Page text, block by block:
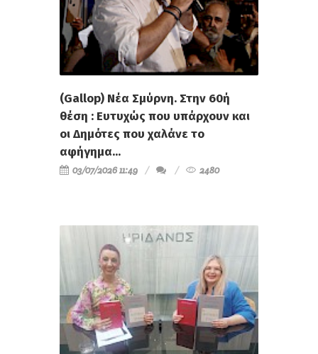
(Gallop) Νέα Σμύρνη. Στην 60ή
θέση : Ευτυχώς που υπάρχουν και
οι Δημότες που χαλάνε το
αφήγημα...
03/07/2026 11:49 2480